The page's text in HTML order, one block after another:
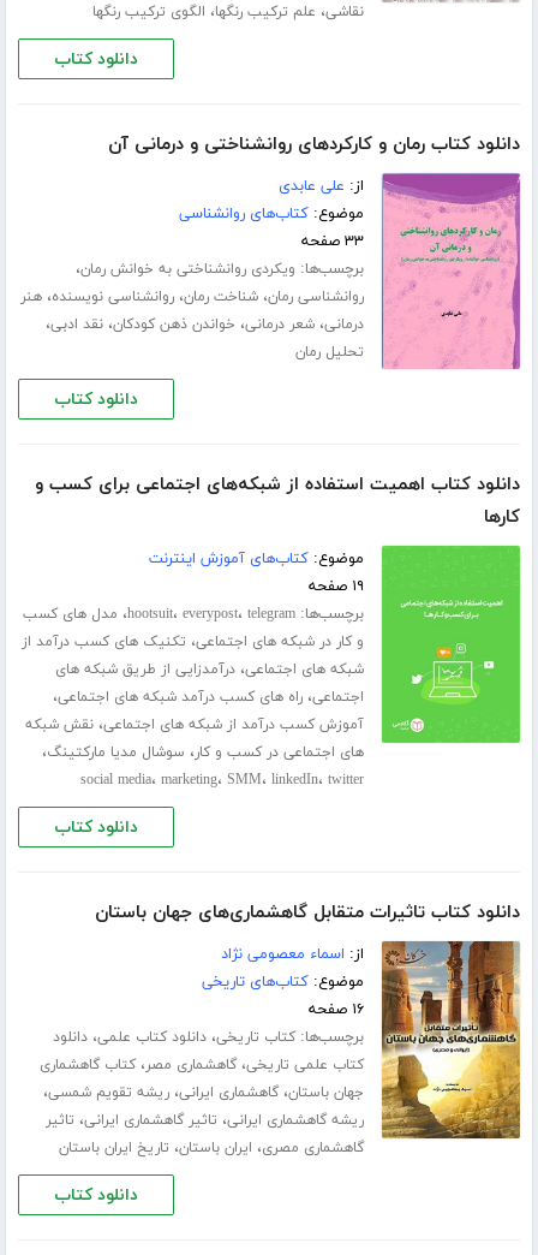
نقاشی، علم ترکیب رنگها، الگوی ترکیب رنگها
دانلود کتاب
دانلود کتاب رمان و کارکردهای روانشناختی و درمانی آن
از: علی عابدی
موضوع:کتاب‌های روانشناسی
۳۳ صفحه
برچسب‌ها: ویکردی روانشناختی به خوانش رمان،
روانشناسی رمان،شناخت رمان،روانشناسی نویسنده،هنر
درمانی،شعر درمانی، خواندن ذهن کودکان،نقد ادبی،
تحلیل رمان
دانلود کتاب
دانلود کتاب اهمیت استفاده از شبکه‌های اجتماعی برای کسب و
کارها
موضوع:کتاب‌های آموزش اینترنت
۱۹ صفحه
برچسب‌ها:
hootsuit، everypost، telegram ، مدل های کسب
و کار در شبکه های اجتماعی، تکنیک های کسب درآمد از
شبکه های اجتماعی،درآمدزایی از طریق شبکه های
اجتماعی،راه های کسب درآمد شبکه های اجتماعی،
آموزش کسب درآمد از شبکه های اجتماعی،نقش شبکه
های اجتماعی در کسب و کار، سوشال مدیا مارکتینگ،
social media، marketing، SMM، linkedIn، twitter
دانلود کتاب
دانلود کتاب تاثیرات متقابل گاهشماری‌های جهان باستان
از: اسماء معصومی نژاد
موضوع:کتاب‌های تاریخی
۱۶ صفحه
برچسب‌ها:کتاب تاریخی،دانلود کتاب علمی،دانلود
کتاب علمی تاریخی،گاهشماری مصر،کتاب گاهشماری
جهان باستان،گاهشماری ایرانی،ریشه تقویم شمسی،
ریشه گاهشماری ایرانی، تاثیر گاهشماری ایرانی، تاثیر
گاهشماری مصری، ایران باستان، تاریخ ایران باستان
دانلود کتاب